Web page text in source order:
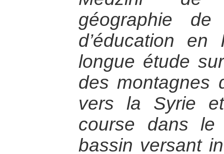
géographie
d’éducation en
longue étude
des montagnes
vers la Syrie
course dans
bassin versant